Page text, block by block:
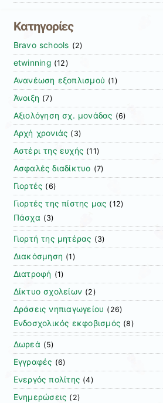
Κατηγορίες
Bravo schools (2)
etwinning(12)
Ανανέωση εξοπλισμού (1)
Άνοιξη (7)
Αξιολόγηση σχ. μονάδας (6)
Αρχή χρονιάς (3)
Αστέρι της ευχής (11)
Ασφαλές διαδίκτυο (7)
Γιορτές (6)
Γιορτές της πίστης μας (12)
Πάσχα (3)
Γιορτή της μητέρας (3)
Διακόσμηση (1)
Διατροφή (1)
Δίκτυο σχολείων (2)
Δράσεις νηπιαγωγείου (26)
Ενδοσχολικός εκφοβισμός (8)
Δωρεά (5)
Εγγραφές (6)
Ενεργός πολίτης (4)
Ενημερώσεις (2)